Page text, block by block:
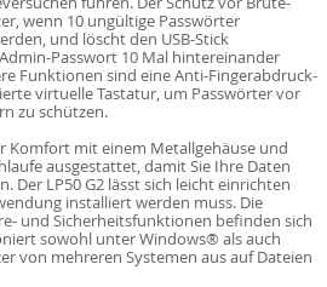
wenn 10 ungültige Passwörter
und löscht den USB-Stick
Passwort 10 Mal hintereinander
Funktionen sind eine Anti-Fingerabdruck-
virtuelle Tastatur, um Passwörter vor
zu schützen.
Komfort mit einem Metallgehäuse und
ausgestattet, damit Sie Ihre Daten
Der LP50 G2 lässt sich leicht einrichten
installiert werden muss. Die
und Sicherheitsfunktionen befinden sich
sowohl unter Windows® als auch
von mehreren Systemen aus auf Dateien